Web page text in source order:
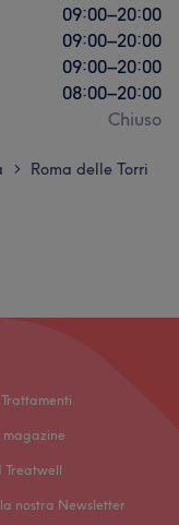
09:00–20:00
09:00–20:00
09:00–20:00
08:00–20:00
Chiuso
> Roma delle Torri
magazine
Treatwell
nostra Newsletter